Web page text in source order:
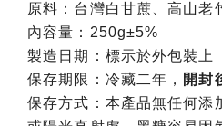
原料：台灣白甘蔗、高山老
內容量：250g±5%
製造日期：標示於外包裝上
保存期限：冷藏二年， 開封
保存方式：本產品無任何添